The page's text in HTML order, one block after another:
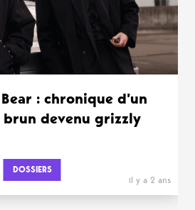
: chronique d’un
devenu grizzly
DOSSIERS
il y a 2 ans